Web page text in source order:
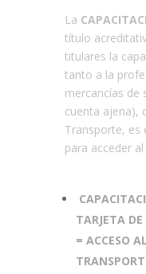
La
título
titulares la
tanto a la
mercancías de
cuenta ajena),
Transporte, es
para acceder
TARJETA
= ACCESO